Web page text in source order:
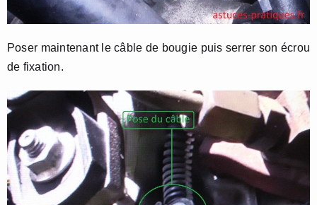
Poser maintenant le câble de bougie puis serrer son écrou
de fixation.